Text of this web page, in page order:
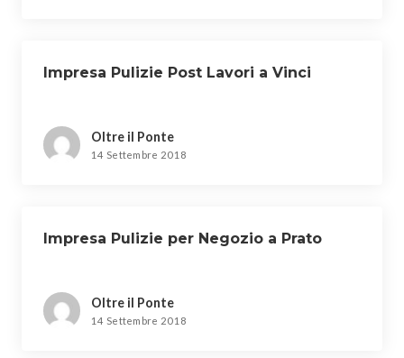
Impresa Pulizie Post Lavori a Vinci
Oltre il Ponte
14 Settembre 2018
Impresa Pulizie per Negozio a Prato
Oltre il Ponte
14 Settembre 2018